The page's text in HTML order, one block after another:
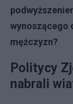
wynoszącego
mężczyzn?
Politycy
nabrali